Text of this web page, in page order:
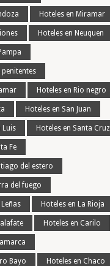
Hoteles en Miramar
Hoteles en Neuquen
penitentes
Hoteles en Rio negro
Hoteles en San Juan
Luis Hoteles en Santa Cruz
Fe
del estero
del fuego
Hoteles en La Rioja
Hoteles en Carilo
Bayo Hoteles en Chaco